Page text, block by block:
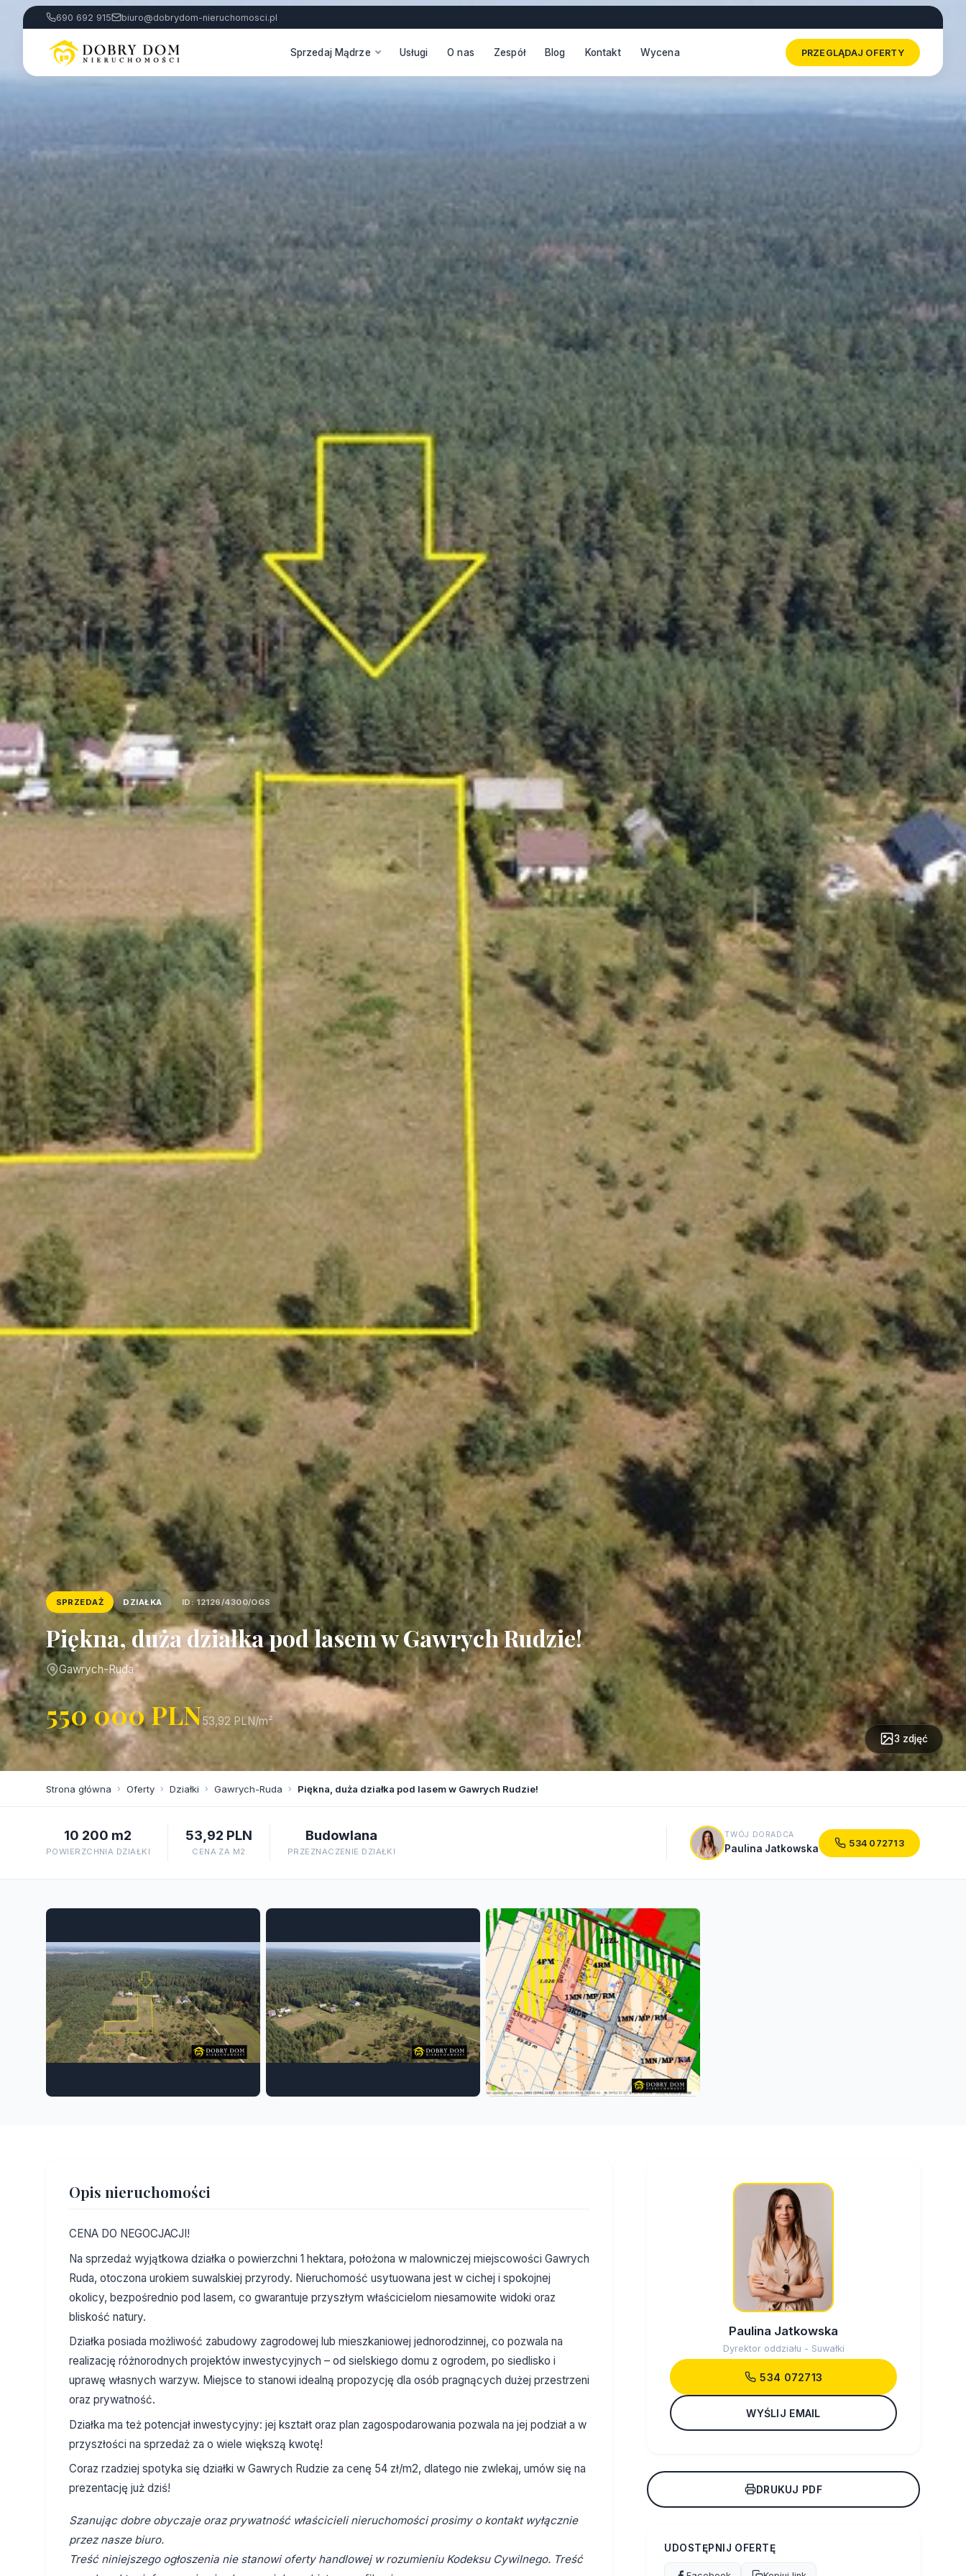
690 692 915 biuro@dobrydom-nieruchomosci.pl
Sprzedaj Mądrze Usługi O nas Zespół Blog Kontakt Wycena PRZEGLĄDAJ OFERTY
SPRZEDAŻ DZIAŁKA ID: 12126/4300/OGS
Piękna, duża działka pod lasem w Gawrych Rudzie!
Gawrych-Ruda
550 000 PLN53,92 PLN/m²
3 zdjęć
Strona główna › Oferty › Działki › Gawrych-Ruda › Piękna, duża działka pod lasem w Gawrych Rudzie!
10 200 m2
POWIERZCHNIA DZIAŁKI
53,92 PLN
CENA ZA M2
Budowlana
PRZEZNACZENIE DZIAŁKI
TWÓJ DORADCA
Paulina Jatkowska 534 072713
Opis nieruchomości
CENA DO NEGOCJACJI!
Na sprzedaż wyjątkowa działka o powierzchni 1 hektara, położona w malowniczej miejscowości Gawrych
Ruda, otoczona urokiem suwalskiej przyrody. Nieruchomość usytuowana jest w cichej i spokojnej
okolicy, bezpośrednio pod lasem, co gwarantuje przyszłym właścicielom niesamowite widoki oraz
bliskość natury.
Działka posiada możliwość zabudowy zagrodowej lub mieszkaniowej jednorodzinnej, co pozwala na
realizację różnorodnych projektów inwestycyjnych – od sielskiego domu z ogrodem, po siedlisko i
uprawę własnych warzyw. Miejsce to stanowi idealną propozycję dla osób pragnących dużej przestrzeni
oraz prywatność.
Działka ma też potencjał inwestycyjny: jej kształt oraz plan zagospodarowania pozwala na jej podział a w
przyszłości na sprzedaż za o wiele większą kwotę!
Coraz rzadziej spotyka się działki w Gawrych Rudzie za cenę 54 zł/m2, dlatego nie zwlekaj, umów się na
prezentację już dziś!
Szanując dobre obyczaje oraz prywatność właścicieli nieruchomości prosimy o kontakt wyłącznie
przez nasze biuro.
Treść niniejszego ogłoszenia nie stanowi oferty handlowej w rozumieniu Kodeksu Cywilnego. Treść
Paulina Jatkowska
Dyrektor oddziału - Suwałki
534 072713
WYŚLIJ EMAIL
DRUKUJ PDF
UDOSTĘPNIJ OFERTĘ